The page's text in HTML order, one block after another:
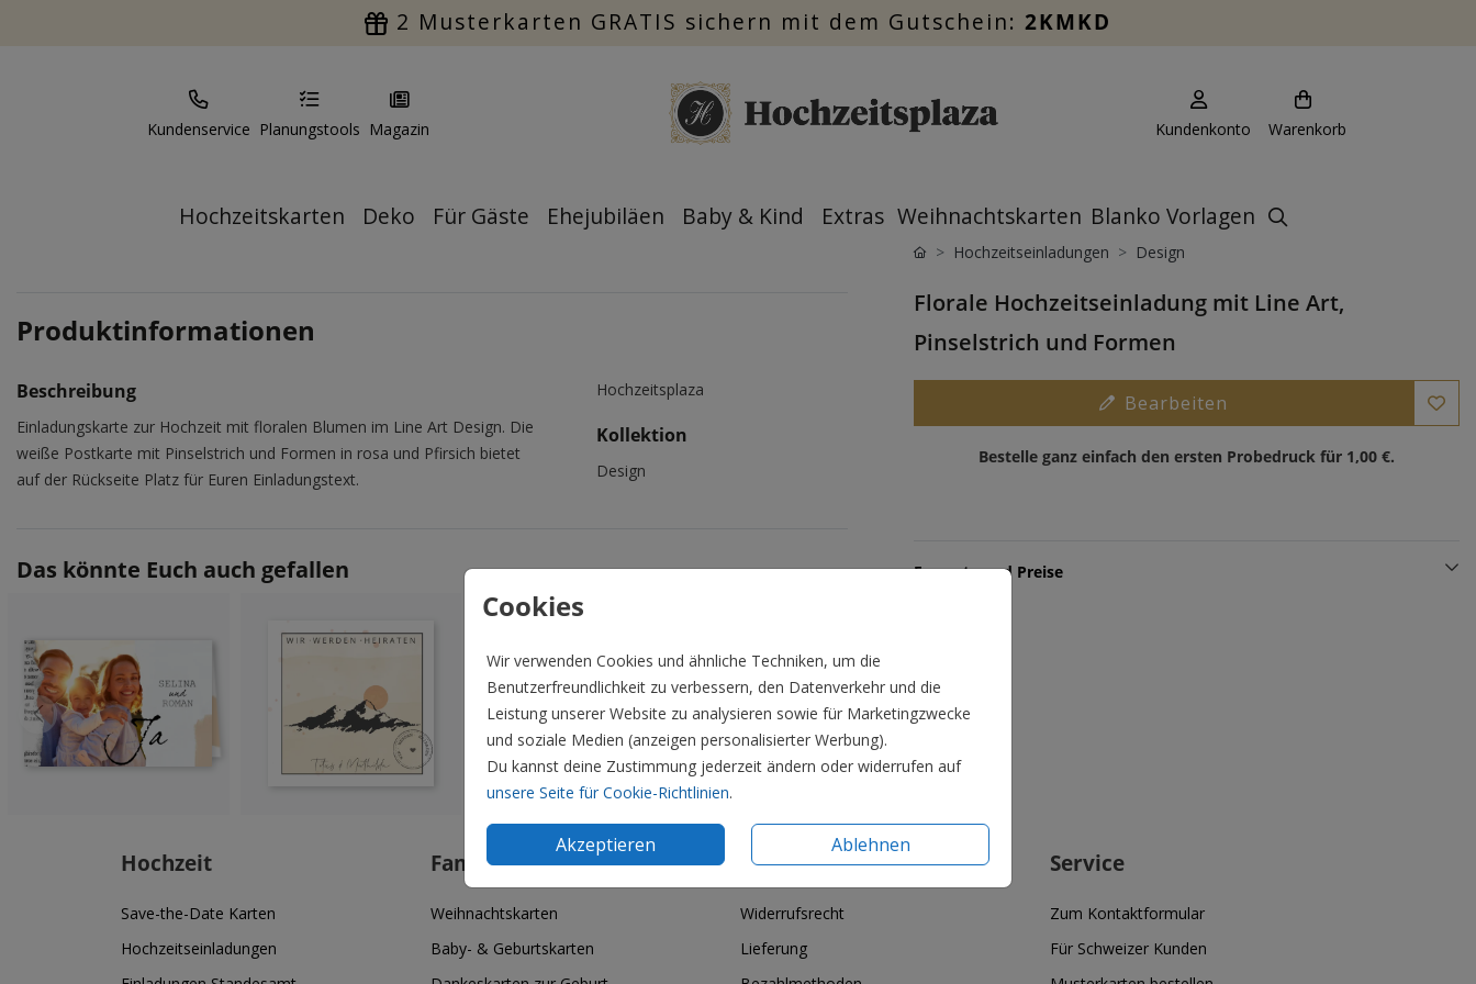
2 Musterkarten GRATIS sichern mit dem Gutschein: 2KMKD
Kundenservice Planungstools Magazin Kundenkonto Warenkorb
Hochzeitskarten Deko Für Gäste Ehejubiläen Baby & Kind Extras Weihnachtskarten Blanko Vorlagen
Cookies
Wir verwenden Cookies und ähnliche Techniken, um die
Benutzerfreundlichkeit zu verbessern, den Datenverkehr und die
Leistung unserer Website zu analysieren sowie für Marketingzwecke
und soziale Medien (anzeigen personalisierter Werbung).
Du kannst deine Zustimmung jederzeit ändern oder widerrufen auf
unsere Seite für Cookie-Richtlinien.
Akzeptieren Ablehnen
Produktinformationen
Beschreibung
Einladungskarte zur Hochzeit mit floralen Blumen im Line Art Design. Die
weiße Postkarte mit Pinselstrich und Formen in rosa und Pfirsich bietet
auf der Rückseite Platz für Euren Einladungstext.
Hochzeitsplaza
Kollektion
Design
Das könnte Euch auch gefallen
Hochzeitseinladungen Design
Florale Hochzeitseinladung mit Line Art,
Pinselstrich und Formen
Bearbeiten
Bestelle ganz einfach den ersten Probedruck für 1,00 €.
Formate und Preise
Hochzeit
Save-the-Date Karten
Hochzeitseinladungen
Familie & Feiertage
Weihnachtskarten
Baby- & Geburtskarten
Informationen
Widerrufsrecht
Lieferung
Service
Zum Kontaktformular
Für Schweizer Kunden